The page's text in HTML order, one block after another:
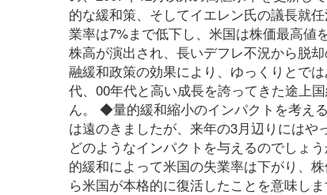
的な緩和策、そしてイエレン氏の議長就
業率は7%まで低下し、米国は株価最高値
株高が演出され、長いデフレ不況から脱
融緩和政策の効果により、ゆっくりとで
代、00年代と高い成長を誇ってきた途上
ん。 ◆量的緩和縮小のインパクトを考え
は遠のきましたが、来年の3月辺りには
どのようなインパクトを与えるのでしょ
的緩和によって米国の失業率は下がり、
ら米国が本格的に復活したことを意味し